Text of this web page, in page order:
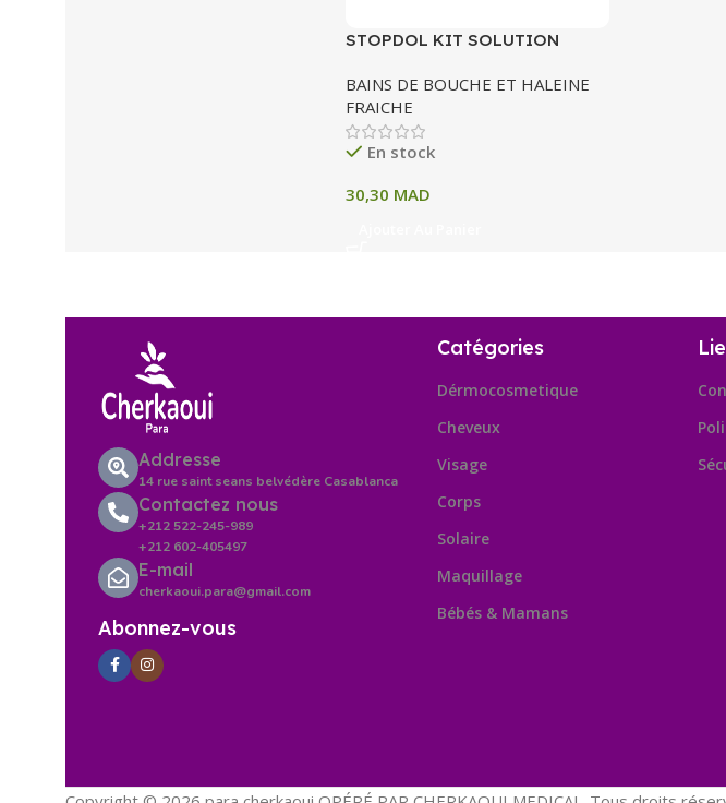
STOPDOL KIT SOLUTION
ML
BAINS DE BOUCHE ET HALEINE
FRAICHE
En stock
30,30 MAD
Addresse
14 rue saint seans belvédère Casablanca
Contactez nous
+212 522-245-989
+212 602-405497
E-mail
cherkaoui.para@gmail.com
Abonnez-vous
Catégories
Dérmocosmetique
Cheveux
Visage
Corps
Solaire
Maquillage
Bébés & Mamans